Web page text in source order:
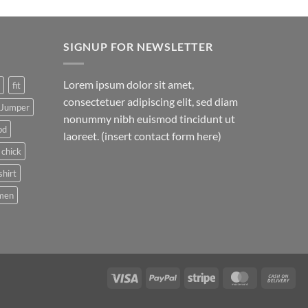
fit
Jumper
SIGNUP FOR NEWSLETTER
Lorem ipsum dolor sit amet,
consectetuer adipiscing elit, sed diam
nonummy nibh euismod tincidunt ut
laoreet. (insert contact form here)
Visa PayPal Stripe MasterCard